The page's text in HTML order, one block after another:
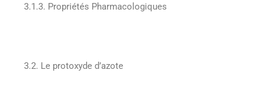
3.1.3. Propriétés Pharmacologiques
3.2. Le protoxyde d’azote